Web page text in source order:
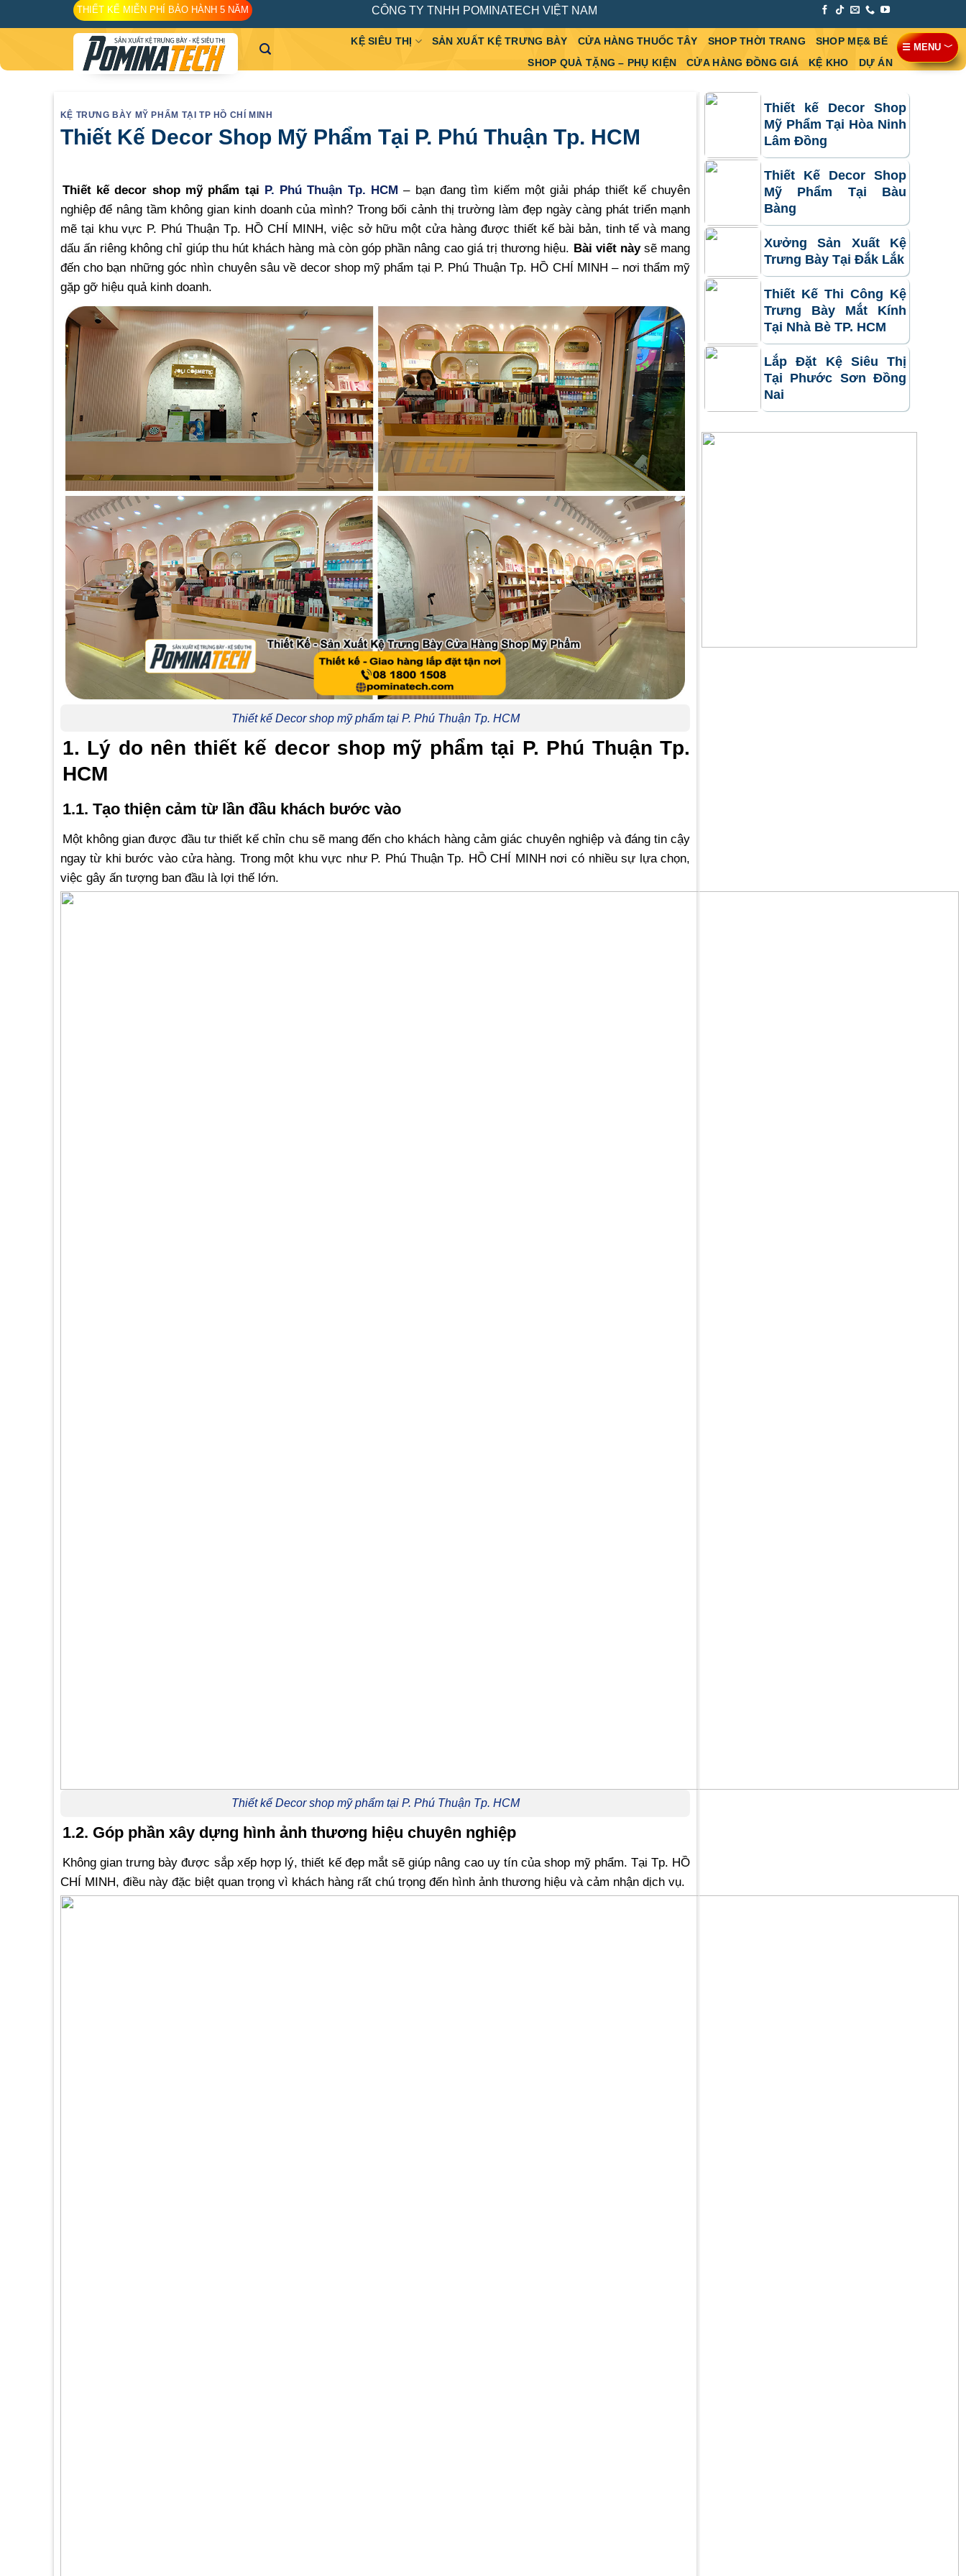
to
THIẾT KẾ MIỄN PHÍ BẢO HÀNH 5 NĂM CÔNG TY TNHH POMINATECH VIỆT NAM
KỆ SIÊU THỊ SẢN XUẤT KỆ TRƯNG BÀY CỬA HÀNG THUỐC TÂY SHOP THỜI TRANG
SHOP MẸ& BÉ
SHOP QUÀ TẶNG – PHỤ KIỆN
CỬA HÀNG ĐỒNG GIÁ KỆ KHO DỰ ÁN
KỆ TRƯNG BÀY MỸ PHẨM TẠI TP HỒ CHÍ MINH
Thiết Kế Decor Shop Mỹ Phẩm Tại P. Phú Thuận Tp. HCM
Thiết kế decor shop mỹ phẩm tại P. Phú Thuận Tp. HCM – bạn đang tìm kiếm một giải pháp thiết kế chuyên
nghiệp để nâng tầm không gian kinh doanh của mình? Trong bối cảnh thị trường làm đẹp ngày càng phát triển mạnh
mẽ tại khu vực P. Phú Thuận Tp. HỒ CHÍ MINH, việc sở hữu một cửa hàng được thiết kế bài bản, tinh tế và mang
dấu ấn riêng không chỉ giúp thu hút khách hàng mà còn góp phần nâng cao giá trị thương hiệu. Bài viết nàysẽ mang
đến cho bạn những góc nhìn chuyên sâu về decor shop mỹ phẩm tại P. Phú Thuận Tp. HỒ CHÍ MINH – nơi thẩm mỹ
gặp gỡ hiệu quả kinh doanh.
Thiết kế Decor shop mỹ phẩm tại P. Phú Thuận Tp. HCM
1. Lý do nên thiết kế decor shop mỹ phẩm tại P. Phú Thuận Tp.
HCM
1.1. Tạo thiện cảm từ lần đầu khách bước vào
Một không gian được đầu tư thiết kế chỉn chu sẽ mang đến cho khách hàng cảm giác chuyên nghiệp và đáng tin cậy
ngay từ khi bước vào cửa hàng. Trong một khu vực như P. Phú Thuận Tp. HỒ CHÍ MINH nơi có nhiều sự lựa chọn,
việc gây ấn tượng ban đầu là lợi thế lớn.
Thiết kế Decor shop mỹ phẩm tại P. Phú Thuận Tp. HCM
1.2. Góp phần xây dựng hình ảnh thương hiệu chuyên nghiệp
Không gian trưng bày được sắp xếp hợp lý, thiết kế đẹp mắt sẽ giúp nâng cao uy tín của shop mỹ phẩm. Tại Tp. HỒ
CHÍ MINH, điều này đặc biệt quan trọng vì khách hàng rất chú trọng đến hình ảnh thương hiệu và cảm nhận dịch vụ.
Thiết kế Decor Shop
Mỹ Phẩm Tại Hòa Ninh
Lâm Đồng
Thiết Kế Decor Shop
Mỹ Phẩm Tại Bàu
Bàng
Xưởng Sản Xuất Kệ
Trưng Bày Tại Đắk Lắk
Thiết Kế Thi Công Kệ
Trưng Bày Mắt Kính
Tại Nhà Bè TP. HCM
Lắp Đặt Kệ Siêu Thị
Tại Phước Sơn Đồng
Nai
☰ MENU ﹀